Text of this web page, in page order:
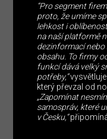
“Pro segment
proto, že umíme
lehkost i
na naší platformě
dezinformací
obsahu. To firmy
funkcí dává velký
potřeby,”vysvětluje
který převzal od
„Zapomínat
samospráv, které
v Česku,“